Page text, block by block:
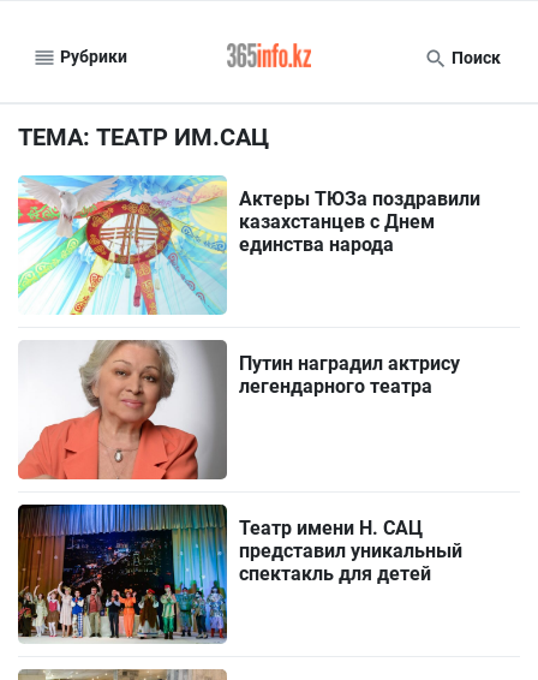
Рубрики Поиск
ТЕМА: ТЕАТР ИМ.САЦ
Актеры ТЮЗа поздравили
казахстанцев с Днем
единства народа
Путин наградил актрису
легендарного театра
Театр имени Н. САЦ
представил уникальный
спектакль для детей